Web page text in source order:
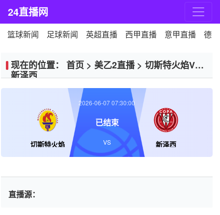
24直播网
篮球新闻 足球新闻 英超直播 西甲直播 意甲直播 德
现在的位置： 首页 > 美乙2直播> 切斯特火焰VS
新泽西
切斯特火焰 新泽西
2026-06-07 07:30:00
已结束
VS
直播源：